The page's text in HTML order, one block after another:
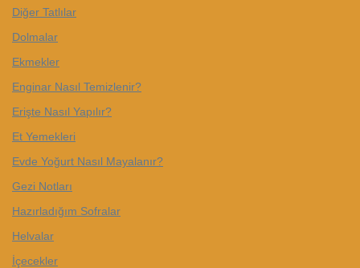
Diğer Tatlılar
Dolmalar
Ekmekler
Enginar Nasıl Temizlenir?
Erişte Nasıl Yapılır?
Et Yemekleri
Evde Yoğurt Nasıl Mayalanır?
Gezi Notları
Hazırladığım Sofralar
Helvalar
İçecekler